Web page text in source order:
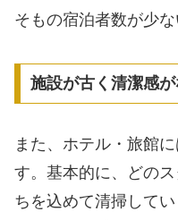
そもの宿泊者数が少
施設が古く清潔感
また、ホテル・旅館
す。基本的に、どの
ちを込めて清掃して